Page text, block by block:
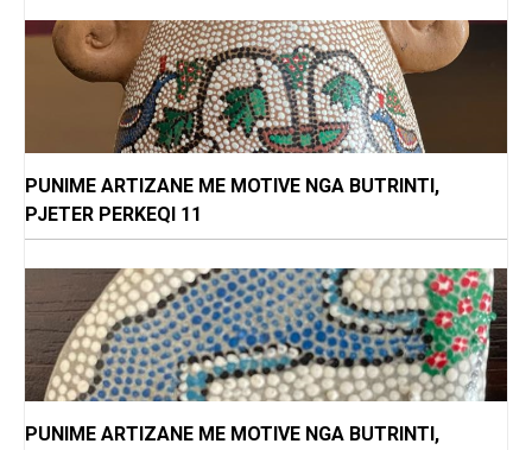
PUNIME ARTIZANE ME MOTIVE NGA BUTRINTI,
PJETER PERKEQI 11
PUNIME ARTIZANE ME MOTIVE NGA BUTRINTI,